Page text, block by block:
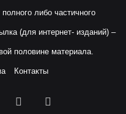
либо частичного
(для интернет- изданий) –
половине материала.
Контакты
Instagram